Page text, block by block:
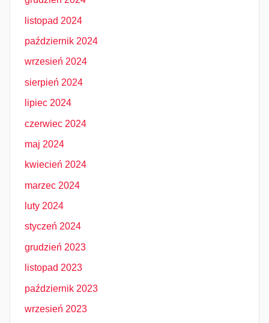
listopad 2024
październik 2024
wrzesień 2024
sierpień 2024
lipiec 2024
czerwiec 2024
maj 2024
kwiecień 2024
marzec 2024
luty 2024
styczeń 2024
grudzień 2023
listopad 2023
październik 2023
wrzesień 2023